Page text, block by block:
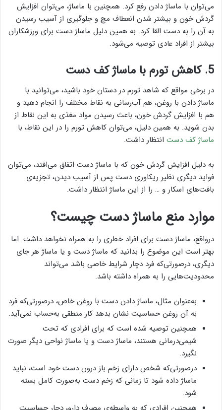
می‌توان با ماساژ دادن رفع کرد. همچنین با ماساژ، می‌توان افزایش
گردش خون و بیشتر شدن انعطاف مچ و جلوگیری از آسیب رسیدن
به آن را به دست القا کرد. به همین دلیل ماساژ دست برای ورزشکاران
بیشتر از افراد عادی توصیه می‌شود.
5. کاهش تورم با ماساژ کف دست
در برخی مواقع که شاهد تورم در دستان خود باشید، می‌توانید با
ماساژ دادن با روغن، هم آب‌رسانی به نقاط مختلف را انجام دهید و
هم با افزایش گردش خون، باعث رسیدن مواد مغذی به این نقاط از
بدن شوید. به همین دلیل، می‌توان کاهش تورم را در این نقاط، با
ماساژ کف دست انتظار داشت.
به دلیل افزایش گردش خون که با ماساژ دست اتفاق می‌افتد، می‌توان
فواید دیگری نظیر ریکاوری دست پس از آسیب دیدن، تجزیه‌ی
بافت‌های اسکار و … را از این ماساژ انتظار داشت.
موارد منع ماساژ دست چیست؟
درواقع، ماساژ دست برای افراد خطری را به همراه نخواهد داشت. اما
بهتر است این موضوع را بدانید که ماساژ دست و یا ماساژ هر جای
دیگری، درصورتی‌که فرد دچار شرایط خاصی باشد می‌تواند
محدودیت‌هایی را به همراه داشته باشد.
به‌عنوان مثال، ماساژ دادن دست با روغن خاص، درصورتی‌که فرد
به آن روغن حساسیت نشان بدهد کار منطقی به‌حساب نمی‌آید.
همچنین توصیه شده است که برای افرادی که تحت
شیمی‌درمانی هستند، ماساژ دست و یا ماساژ نواحی دیگر صورت
نگیرد.
درصورتی‌که شخص دارای زخم باز درون دست خود است، نباید
ماساژ داده شود تا زمانی که زخم دست به‌صورت کامل بسته
شود.